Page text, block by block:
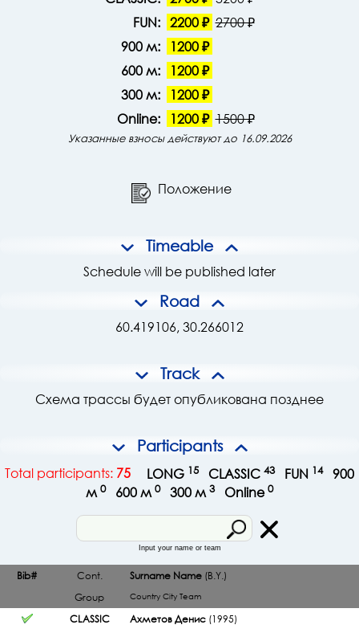
FUN: 2200 ₽ 2700 ₽
900 м:
1200 ₽
600 м:
1200 ₽
300 м:
1200 ₽
Online:
1200 ₽ 1500 ₽
Указанные взносы действуют до 16.09.2026
Положение
Timeable
Schedule will be published later
Road
60.419106, 30.266012
Track
Схема трассы будет опубликована позднее
Participants
Total participants: 75 LONG 15 CLASSIC 43 FUN 14
900
м 0 600 м 0 300 м 3 Online 0
Input your name or team
Bib#
Cont.
Group
Surname Name (B.Y.)
Country City Team
CLASSIC
Ахметов Денис(1995)